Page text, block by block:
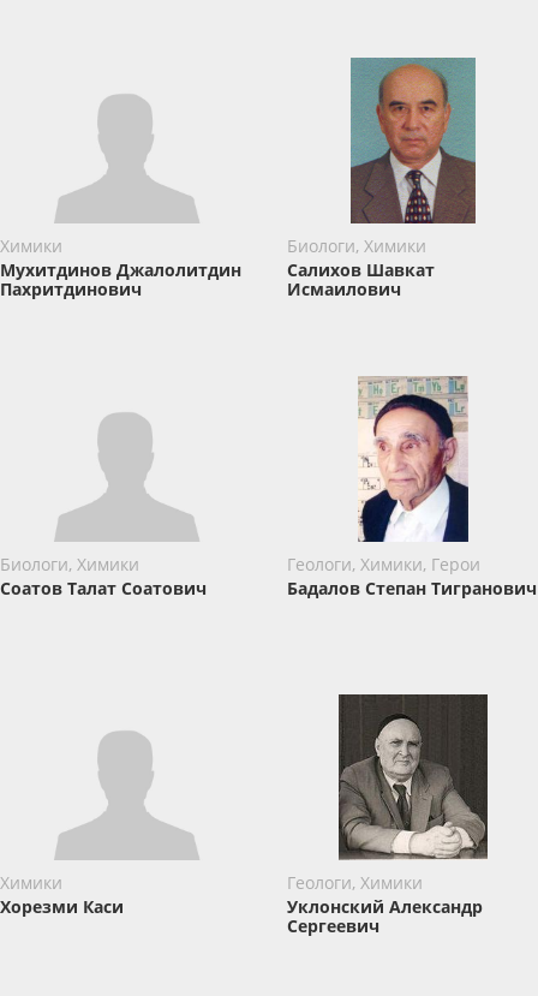
Химики
Мухитдинов Джалолитдин
Пахритдинович
Биологи, Химики
Салихов Шавкат
Исмаилович
Биологи, Химики
Соатов Талат Соатович
Геологи, Химики, Герои
Бадалов Степан Тигранович
Химики
Хорезми Каси
Геологи, Химики
Уклонский Александр
Сергеевич